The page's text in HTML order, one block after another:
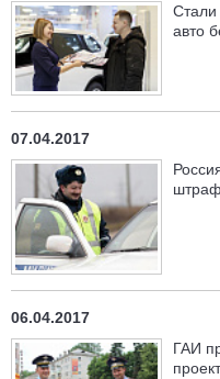
Стали
авто
07.04.2017
06.04.2017
ГАИ